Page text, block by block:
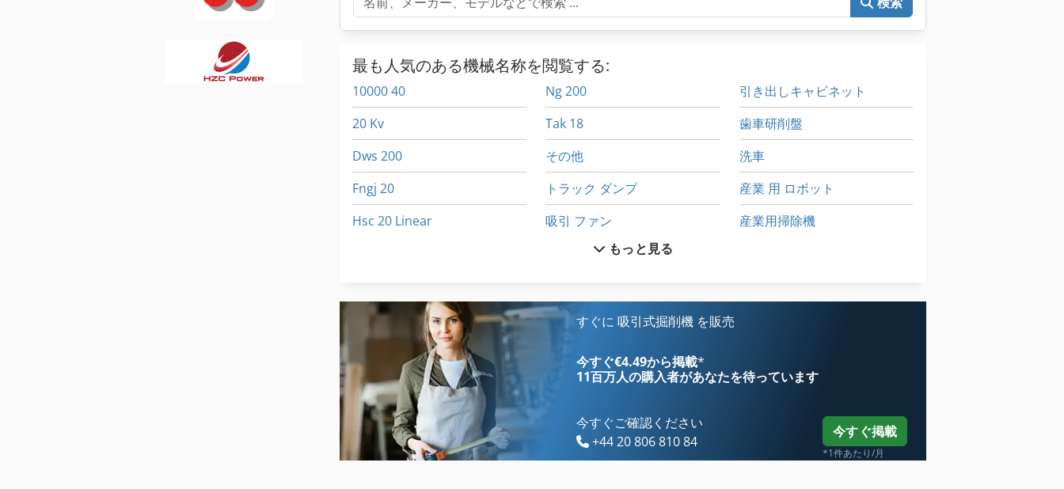
最も人気のある機械名称を閲覧する:
10000 40
20 Kv
Dws 200
Fngj 20
Hsc 20 Linear
Kgs 1670
Ng 200
Tak 18
その他
トラック ダンプ
吸引 ファン
吸引ユニット
工業用ミシン
建設 用 クレーン
引き出しキャビネット
歯車研削盤
洗車
産業 用 ロボット
産業用掃除機
もっと見る
すぐに 吸引式掘削機 を販売
今すぐ€4.49から掲載*
11百万人の購入者があなたを待っています
今すぐご確認ください
+44 20 806 810 84
今すぐ掲載
*1件あたり/月